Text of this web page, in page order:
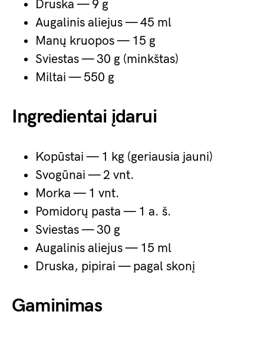
Druska — 9 g
Augalinis aliejus — 45 ml
Manų kruopos — 15 g
Sviestas — 30 g (minkštas)
Miltai — 550 g
Ingredientai įdarui
Kopūstai — 1 kg (geriausia jauni)
Svogūnai — 2 vnt.
Morka — 1 vnt.
Pomidorų pasta — 1 a. š.
Sviestas — 30 g
Augalinis aliejus — 15 ml
Druska, pipirai — pagal skonį
Gaminimas